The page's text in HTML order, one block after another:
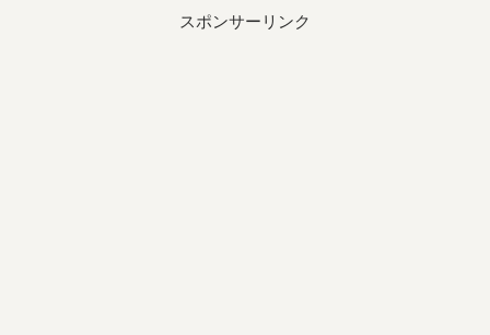
スポンサーリンク